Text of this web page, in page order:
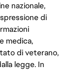
nazionale,
di
medica,
di veterano,
legge. In